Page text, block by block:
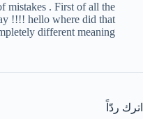
mistakes . First of all the
!!!! hello where did that
different meaning
اترك ردّاً